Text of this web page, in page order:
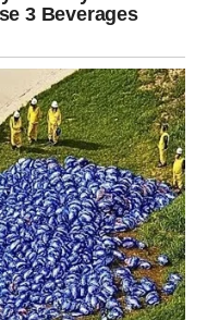
iko zna.
period tokom kojeg